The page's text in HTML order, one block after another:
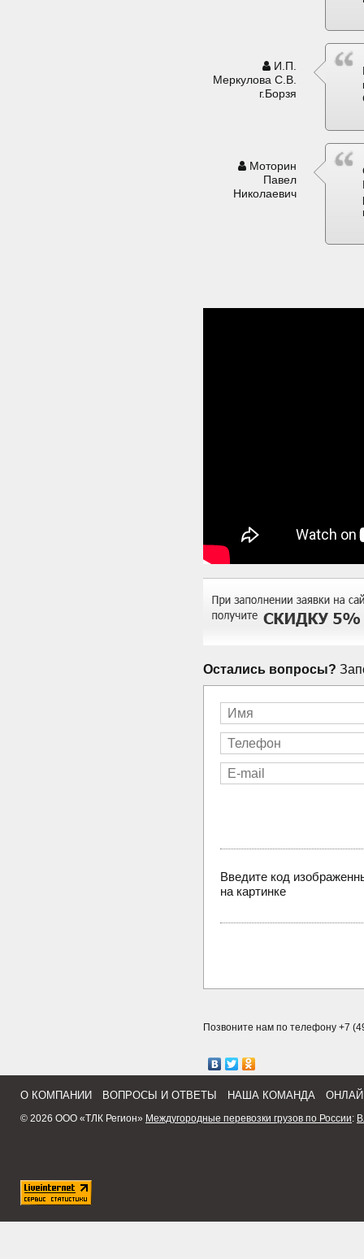
И.П.
Меркулова С.В.
г.Борзя
Моторин
Павел
Николаевич
Остались вопросы?
Введите код
на картинке
Позвоните нам по телефону +7
О КОМПАНИИ ВОПРОСЫ И ОТВЕТЫ НАША КОМАНДА
© 2026 ООО «ТЛК Регион» Междугородные перевозки грузов по России: